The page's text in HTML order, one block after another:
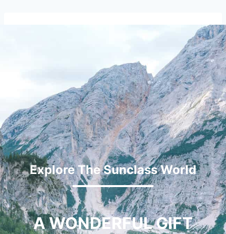
Explore The Sunclass World
A WONDERFUL GIFT